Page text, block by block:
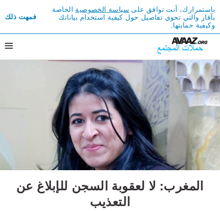
باستمرارك، أنت توافق على سياسة الخصوصية الخاصة
بآفاز والتي تحوي تفاصيل حول كيفية استخدام بياناتك
وكيفية حمايتها.
فمهت ذلك
المغرب: لا لعقوبة السجن للإبلاغ عن
التعذيب